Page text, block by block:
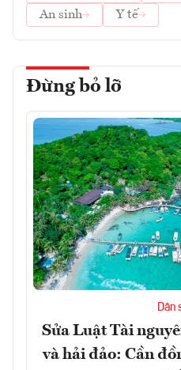
An sinh
Y tế
Đừng bỏ lỡ
Dân
Sửa Luật Tài
và hải đảo: Cần